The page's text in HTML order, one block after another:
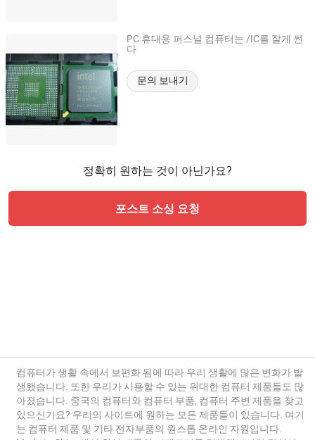
PC 휴대용 퍼스널 컴퓨터는 /IC를 잘게 썬
다
문의 보내기
Yixin Electronics
Guangdong, China
정확히 원하는 것이 아닌가요?
포스트 소싱 요청
컴퓨터가 생활 속에서 보편화 됨에 따라 우리 생활에 많은 변화가 발
생했습니다. 또한 우리가 사용할 수 있는 위대한 컴퓨터 제품들도 많
아졌습니다. 중국의 컴퓨터와 컴퓨터 부품, 컴퓨터 주변 제품을 찾고
있으신가요? 우리의 사이트에 원하는 모든 제품들이 있습니다. 여기
는 컴퓨터 제품 및 기타 전자부품의 원스톱 온라인 자원입니다.